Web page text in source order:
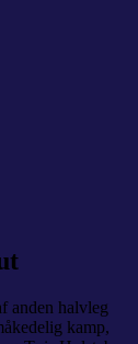
anden halvleg
kamp,